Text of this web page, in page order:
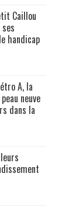
Caillou
handicap
A, la
neuve
dans la